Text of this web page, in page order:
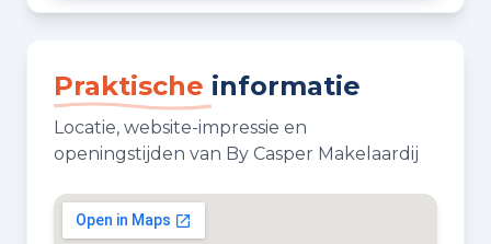
Praktische informatie
Locatie, website-impressie en
openingstijden van By Casper Makelaardij